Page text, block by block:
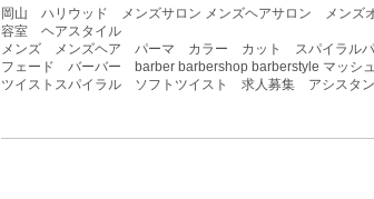
岡山 ハリウッド メンズサロン メンズヘアサロン メ
容室 ヘアスタイル
メンズ メンズヘア パーマ カラー カット スパイラル
フェード バーバー barber barbershop barberstyle マッ
ツイストスパイラル ソフトツイスト 求人募集 アシスタ